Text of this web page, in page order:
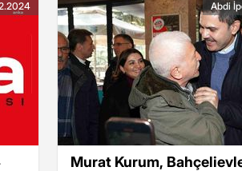
Murat Kurum,
Abdi